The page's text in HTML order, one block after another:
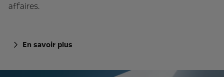
affaires.
En savoir plus